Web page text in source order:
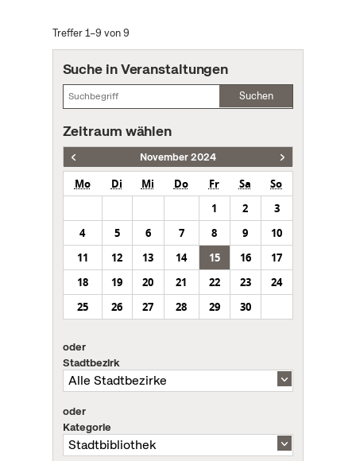
Treffer 1–9 von 9
Suche in Veranstaltungen
Suchen
Zeitraum wählen
November 2024
Mo Di Mi Do Fr Sa
So
1
2
3
4
5 6 7 8 9
10
11
12 13 14 15 16
17
18
19 20 21 22 23
24
25
26 27 28 29 30
oder
Stadtbezirk
oder
Kategorie